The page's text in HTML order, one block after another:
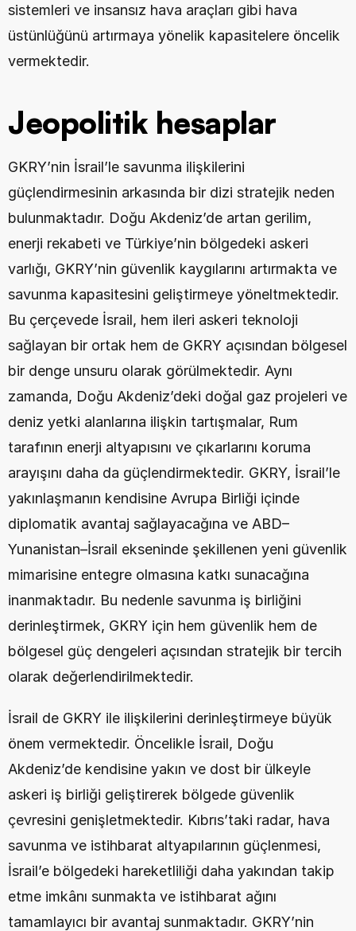
sistemleri ve insansız hava araçları gibi hava
üstünlüğünü artırmaya yönelik kapasitelere öncelik
vermektedir.
Jeopolitik hesaplar
GKRY’nin İsrail’le savunma ilişkilerini
güçlendirmesinin arkasında bir dizi stratejik neden
bulunmaktadır. Doğu Akdeniz’de artan gerilim,
enerji rekabeti ve Türkiye’nin bölgedeki askeri
varlığı, GKRY’nin güvenlik kaygılarını artırmakta ve
savunma kapasitesini geliştirmeye yöneltmektedir.
Bu çerçevede İsrail, hem ileri askeri teknoloji
sağlayan bir ortak hem de GKRY açısından bölgesel
bir denge unsuru olarak görülmektedir. Aynı
zamanda, Doğu Akdeniz’deki doğal gaz projeleri ve
deniz yetki alanlarına ilişkin tartışmalar, Rum
tarafının enerji altyapısını ve çıkarlarını koruma
arayışını daha da güçlendirmektedir. GKRY, İsrail’le
yakınlaşmanın kendisine Avrupa Birliği içinde
diplomatik avantaj sağlayacağına ve ABD–
Yunanistan–İsrail ekseninde şekillenen yeni güvenlik
mimarisine entegre olmasına katkı sunacağına
inanmaktadır. Bu nedenle savunma iş birliğini
derinleştirmek, GKRY için hem güvenlik hem de
bölgesel güç dengeleri açısından stratejik bir tercih
olarak değerlendirilmektedir.
İsrail de GKRY ile ilişkilerini derinleştirmeye büyük
önem vermektedir. Öncelikle İsrail, Doğu
Akdeniz’de kendisine yakın ve dost bir ülkeyle
askeri iş birliği geliştirerek bölgede güvenlik
çevresini genişletmektedir. Kıbrıs’taki radar, hava
savunma ve istihbarat altyapılarının güçlenmesi,
İsrail’e bölgedeki hareketliliği daha yakından takip
etme imkânı sunmakta ve istihbarat ağını
tamamlayıcı bir avantaj sunmaktadır. GKRY’nin